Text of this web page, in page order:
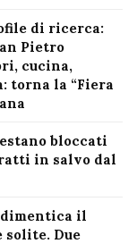
di ricerca:
Pietro
cucina,
torna la “Fiera
bloccati
in salvo dal
il
solite. Due